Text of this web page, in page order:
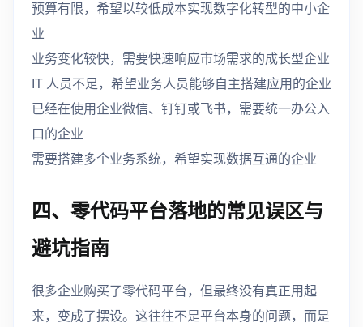
预算有限，希望以较低成本实现数字化转型的中小企
业
业务变化较快，需要快速响应市场需求的成长型企业
IT 人员不足，希望业务人员能够自主搭建应用的企业
已经在使用企业微信、钉钉或飞书，需要统一办公入
口的企业
需要搭建多个业务系统，希望实现数据互通的企业
四、零代码平台落地的常见误区与
避坑指南
很多企业购买了零代码平台，但最终没有真正用起
来，变成了摆设。这往往不是平台本身的问题，而是